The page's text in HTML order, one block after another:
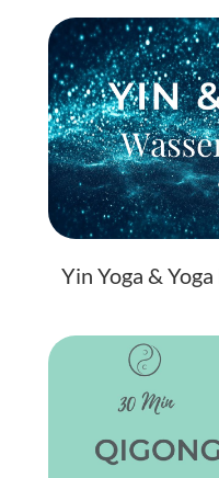
Yin Yoga &